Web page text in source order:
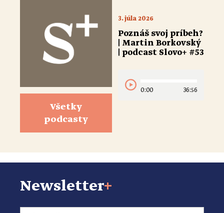
Všetky
podcasty
3. júla 2026
Poznáš svoj príbeh?
| Martin Borkovský
| podcast Slovo+ #53
0:00 36:56
Newsletter+
Email